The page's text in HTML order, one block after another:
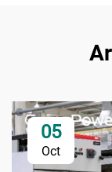
05
Oct